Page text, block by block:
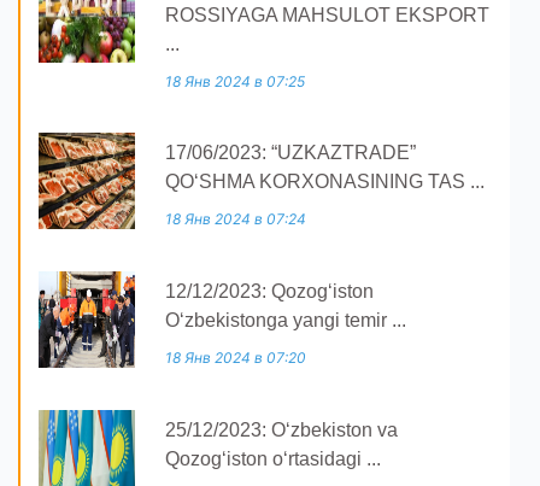
ROSSIYAGA MAHSULOT EKSPORT
...
18 Янв 2024 в 07:25
17/06/2023: “UZKAZTRADE”
QOʻSHMA KORXONASINING TAS ...
18 Янв 2024 в 07:24
12/12/2023: Qozogʻiston
Oʻzbekistonga yangi temir ...
18 Янв 2024 в 07:20
25/12/2023: O‘zbekiston va
Qozog‘iston o‘rtasidagi ...